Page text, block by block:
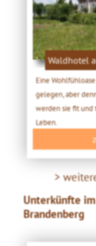
Waldhotel
Eine
gelegen, aber
werden sie fit und
Leben.
>
Unterkünfte
Brandenberg